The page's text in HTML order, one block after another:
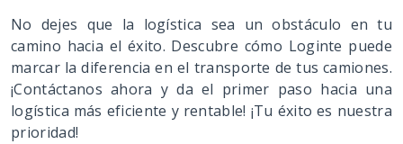
No dejes que la logística sea un obstáculo en tu
camino hacia el éxito. Descubre cómo Loginte puede
marcar la diferencia en el transporte de tus camiones.
¡Contáctanos ahora y da el primer paso hacia una
logística más eficiente y rentable! ¡Tu éxito es nuestra
prioridad!